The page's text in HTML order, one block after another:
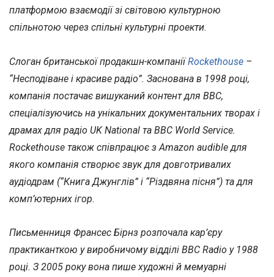
платформою взаємодії зі світовою культурною
спільнотою через спільні культурні проекти.
Слоган британської продакшн-компаніїRockethouse –
“Несподіване і красиве радіо”. Заснована в 1998 році,
компанія постачає вишуканий контент для ВВС,
спеціалізуючись на унікальних документальних творах і
драмах для радіо UK National та BBC World Service.
Rockethouse також співпрацює з Amazon audible для
якого компанія створює звук для довготривалих
аудіодрам (“Книга Джунглів” і “Різдвяна пісня”) та для
комп’ютерних ігор.
Письменниця Франсес Бірнз розпочала кар’єру
практиканткою у виробничому відділі BBC Radio у 1988
році. З 2005 року вона пише художні й мемуарні